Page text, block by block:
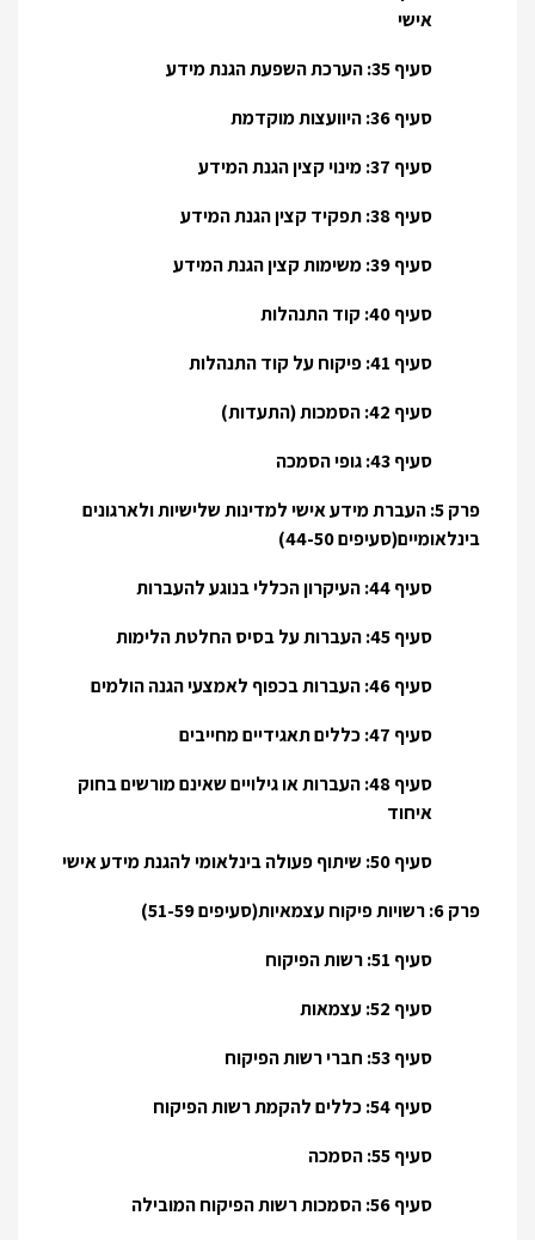
אישי
סעיף 35: הערכת השפעת הגנת מידע
סעיף 36: היוועצות מוקדמת
סעיף 37: מינוי קצין הגנת המידע
סעיף 38: תפקיד קצין הגנת המידע
סעיף 39: משימות קצין הגנת המידע
סעיף 40: קוד התנהלות
סעיף 41: פיקוח על קוד התנהלות
סעיף 42: הסמכות (התעדות)
סעיף 43: גופי הסמכה
פרק 5: העברת מידע אישי למדינות שלישיות ולארגונים
בינלאומיים(סעיפים 44-50)
סעיף 44: העיקרון הכללי בנוגע להעברות
סעיף 45: העברות על בסיס החלטת הלימות
סעיף 46: העברות בכפוף לאמצעי הגנה הולמים
סעיף 47: כללים תאגידיים מחייבים
סעיף 48: העברות או גילויים שאינם מורשים בחוק
איחוד
סעיף 50: שיתוף פעולה בינלאומי להגנת מידע אישי
פרק 6: רשויות פיקוח עצמאיות(סעיפים 51-59)
סעיף 51: רשות הפיקוח
סעיף 52: עצמאות
סעיף 53: חברי רשות הפיקוח
סעיף 54: כללים להקמת רשות הפיקוח
סעיף 55: הסמכה
סעיף 56: הסמכות רשות הפיקוח המובילה